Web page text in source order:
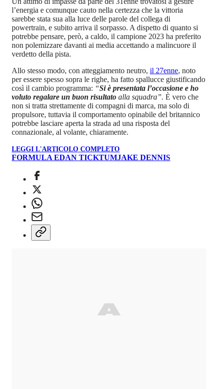
l’energia e comunque cauto nella certezza che la vittoria
sarebbe stata sua alla luce delle parole del collega di
powertrain, e subito arriva il sorpasso. A dispetto di quanto si
potrebbe pensare, però, a caldo, il campione 2023 ha preferito
non polemizzare davanti ai media accettando a malincuore il
verdetto della pista.
Allo stesso modo, con atteggiamento neutro, il 27enne, noto
per essere spesso sopra le righe, ha fatto spallucce giustificando
così il cambio programma: “Si è presentata l’occasione e ho
voluto regalare un buon risultato alla squadra”. È vero che
non si tratta strettamente di compagni di marca, ma solo di
propulsore, tuttavia il comportamento opinabile del britannico
potrebbe lasciare aperta la strada ad una risposta del
connazionale, al volante, chiaramente.
LEGGI L'ARTICOLO COMPLETO
FORMULA EDAN TICKTUMJAKE DENNIS